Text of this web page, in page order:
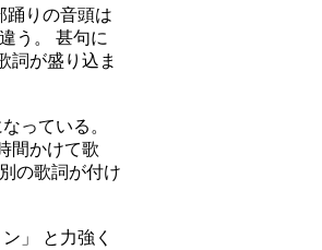
りの音頭は
う。 甚句に
詞が盛り込ま
っている。
間かけて歌
の歌詞が付け
」 と力強く